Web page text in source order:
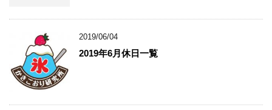
2019/06/04
2019年6月休日一覧